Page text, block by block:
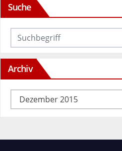
Suche
Archiv
Archiv